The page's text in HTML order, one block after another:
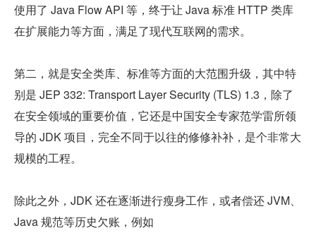
使用了 Java Flow API 等，终于让 Java 标准 HTTP 类库
在扩展能力等方面，满足了现代互联网的需求。
第二，就是安全类库、标准等方面的大范围升级，其中特
别是 JEP 332: Transport Layer Security (TLS) 1.3，除了
在安全领域的重要价值，它还是中国安全专家范学雷所领
导的 JDK 项目，完全不同于以往的修修补补，是个非常大
规模的工程。
除此之外，JDK 还在逐渐进行瘦身工作，或者偿还 JVM、
Java 规范等历史欠账，例如